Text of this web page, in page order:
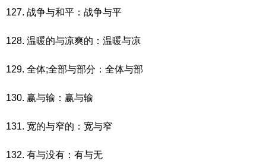
127. 战争与和平：战争与平
128. 温暖的与凉爽的：温暖与凉
129. 全体;全部与部分：全体与部
130. 赢与输：赢与输
131. 宽的与窄的：宽与窄
132. 有与没有：有与无